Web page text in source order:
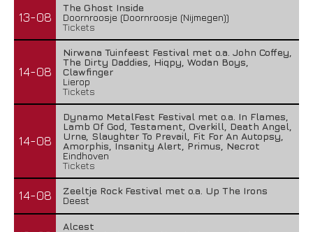
13-08
The Ghost Inside
Doornroosje (Doornroosje (Nijmegen))
Tickets
14-08
Nirwana Tuinfeest Festival met o.a. John Coffey,
The Dirty Daddies, Hiqpy, Wodan Boys,
Clawfinger
Lierop
Tickets
14-08
Dynamo MetalFest Festival met o.a. In Flames,
Lamb Of God, Testament, Overkill, Death Angel,
Urne, Slaughter To Prevail, Fit For An Autopsy,
Amorphis, Insanity Alert, Primus, Necrot
Eindhoven
Tickets
14-08
Zeeltje Rock Festival met o.a. Up The Irons
Deest
Alcest